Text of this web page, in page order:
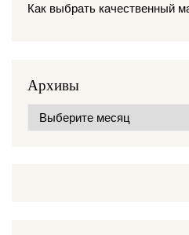
Как выбрать качественный
Архивы
Архивы